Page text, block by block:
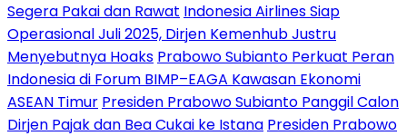
Segera Pakai dan Rawat Indonesia Airlines Siap
Operasional Juli 2025, Dirjen Kemenhub Justru
Menyebutnya Hoaks Prabowo Subianto Perkuat Peran
Indonesia di Forum BIMP–EAGA Kawasan Ekonomi
ASEAN Timur Presiden Prabowo Subianto Panggil Calon
Dirjen Pajak dan Bea Cukai ke Istana Presiden Prabowo